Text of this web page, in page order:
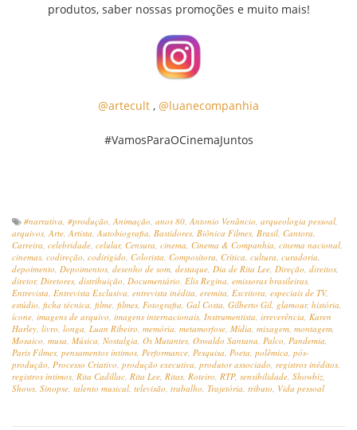
produtos, saber nossas promoções e muito mais!
@artecult , @luanecompanhia
#VamosParaOCinemaJuntos
#narrativa, #produção,Animação, anos 80,Antonio Venâncio, arqueologia pessoal,
arquivos,Arte,Artista,Autobiografia, Bastidores, Biônica Filmes, Brasil, Cantora,
Carreira, celebridade, celular, Censura, cinema, Cinema & Companhia, cinema nacional,
cinemas, codireção, codirigido, Colorista, Compositora, Crítica, cultura, curadoria,
depoimento, Depoimentos, desenho de som, destaque, Dia de Rita Lee, Direção, direitos,
diretor, Diretores, distribuição, Documentário, Elis Regina, emissoras brasileiras,
Entrevista, Entrevista Exclusiva, entrevista inédita, eremita, Escritora, especiais de TV,
estúdio, ficha técnica, filme, filmes, Fotografia, Gal Costa, Gilberto Gil, glamour, história,
ícone, imagens de arquivo, imagens internacionais, Instrumentista, irreverência, Karen
Harley, livro, longa, Luan Ribeiro, memória, metamorfose, Mídia, mixagem, montagem,
Mosaico, musa, Música, Nostalgia, Os Mutantes, Oswaldo Santana, Palco, Pandemia,
Paris Filmes, pensamentos íntimos, Performance, Pesquisa, Poeta, polêmica, pós-
produção, Processo Criativo, produção executiva, produtor associado, registros inéditos,
registros íntimos, Rita Cadillac, Rita Lee, Ritas, Roteiro, RTP, sensibilidade, Showbiz,
Shows, Sinopse, talento musical, televisão, trabalho, Trajetória, tributo, Vida pessoal